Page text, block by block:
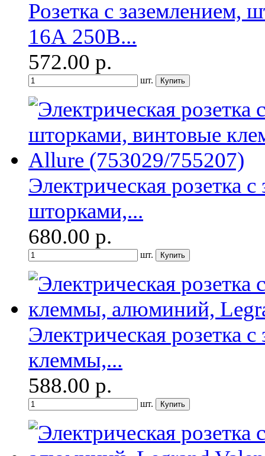
Розетка с заземлением,
16А 250В...
572.00 р.
шт.
Электрическая розетка
шторками,...
680.00 р.
шт.
Электрическая розетка
клеммы,...
588.00 р.
шт.